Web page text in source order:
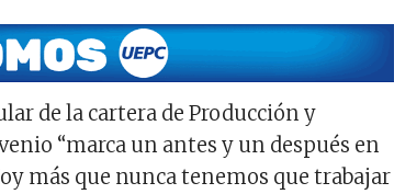
de la cartera de Producción y
“marca un antes y un después en
más que nunca tenemos que trabajar